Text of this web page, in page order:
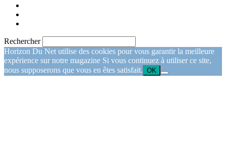
Rechercher
Horizon Du Net utilise des cookies pour vous garantir la meilleure
expérience sur notre magazine Si vous continuez à utiliser ce site,
nous supposerons que vous en êtes satisfait. OK